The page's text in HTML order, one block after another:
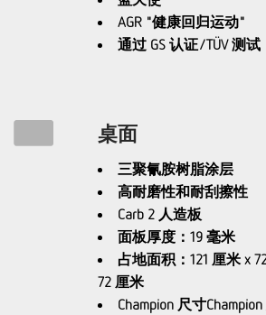
AGR "健康回归运动"
通过 GS 认证/TÜV 测试
桌面
三聚氰胺树脂涂层
高耐磨性和耐刮擦性
Carb 2 人造板
面板厚度：19 毫米
占地面积：121 厘米 x
72 厘米
Champion 尺寸